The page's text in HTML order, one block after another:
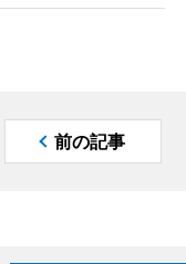
前の記事